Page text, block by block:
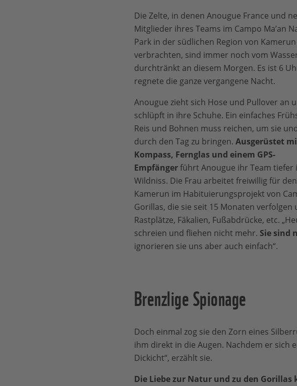
Die Zelte, in denen Anougue France und
Mitglieder ihres Teams im Campo Ma’an
Park in der südlichen Region von
verbrachten, sind immer noch vom
durchtränkt an diesem Morgen. Es ist 6
regnete die ganze vergangene Nacht.
Anougue zieht sich Hose und Pullover an
schlüpft in ihre Schuhe. Ein einfaches
Reis und Bohnen muss reichen, um sie
durch den Tag zu bringen. Ausgerüstet
Kompass, Fernglas und einem GPS-
Empfängerführt Anougue ihr Team tiefer
Wildniss. Die Frau arbeitet freiwillig für den
Kamerun im Habituierungsprojekt von
Gorillas, die sie seit 15 Monaten
Rastplätze, Fäkalien, Fußabdrücke, etc.
schreien und fliehen nicht mehr. Sie sind
ignorieren sie uns aber auch einfach“.
Brenzlige Spionage
Doch einmal zog sie den Zorn eines
ihm direkt in die Augen. Nachdem er sich
Dickicht“, erzählt sie.
Die Liebe zur Natur und zu den